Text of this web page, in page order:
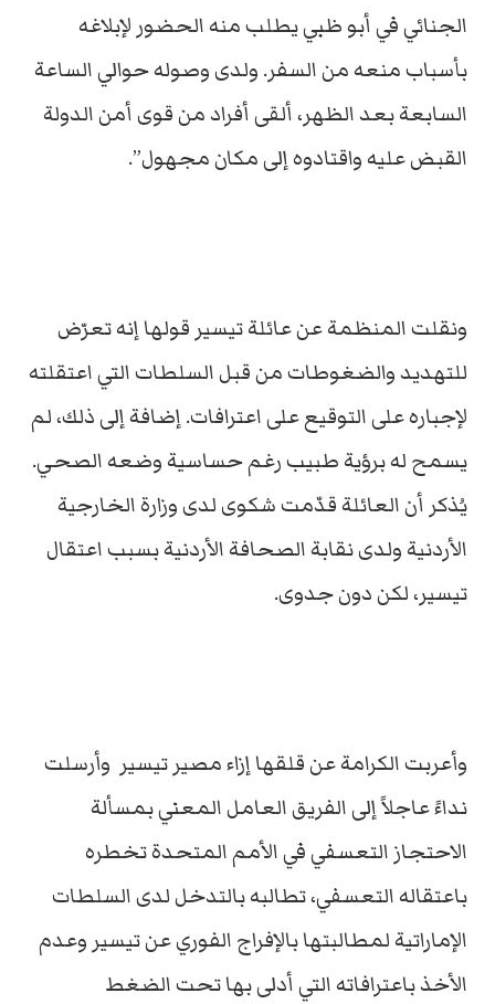
الجنائي في أبو ظبي يطلب منه الحضور لإبلاغه
بأسباب منعه من السفر. ولدى وصوله حوالي الساعة
السابعة بعد الظهر، ألقى أفراد من قوى أمن الدولة
القبض عليه واقتادوه إلى مكان مجهول”.
ونقلت المنظمة عن عائلة تيسير قولها إنه تعرّض
للتهديد والضغوطات من قبل السلطات التي اعتقلته
لإجباره على التوقيع على اعترافات. إضافة إلى ذلك، لم
يسمح له برؤية طبيب رغم حساسية وضعه الصحي.
يُذكر أن العائلة قدّمت شكوى لدى وزارة الخارجية
الأردنية ولدى نقابة الصحافة الأردنية بسبب اعتقال
تيسير، لكن دون جدوى.
وأعربت الكرامة عن قلقها إزاء مصير تيسير وأرسلت
نداءً عاجلاً إلى الفريق العامل المعني بمسألة
الاحتجاز التعسفي في الأمم المتحدة تخطره
باعتقاله التعسفي، تطالبه بالتدخل لدى السلطات
الإماراتية لمطالبتها بالإفراج الفوري عن تيسير وعدم
الأخذ باعترافاته التي أدلى بها تحت الضغط